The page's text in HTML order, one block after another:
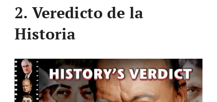
2. Veredicto de la
Historia